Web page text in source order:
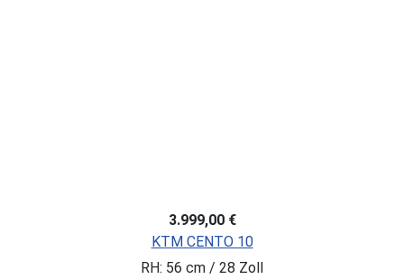
3.999,00 €
KTM CENTO 10
RH: 56 cm / 28 Zoll